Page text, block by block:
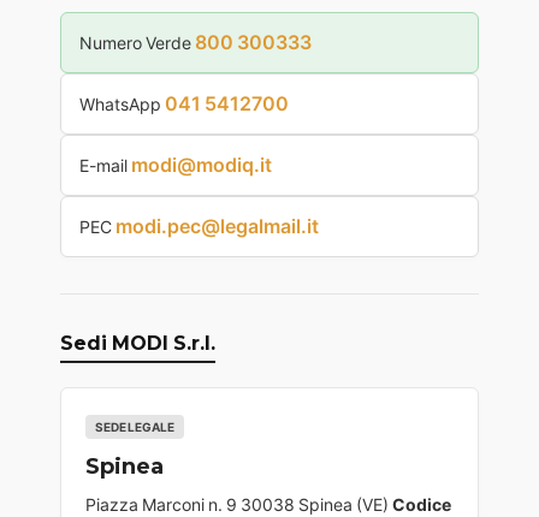
Numero Verde 800 300333
WhatsApp 041 5412700
E-mail modi@modiq.it
PEC modi.pec@legalmail.it
Sedi MODI S.r.l.
SEDE LEGALE
Spinea
Piazza Marconi n. 9 30038 Spinea (VE) Codice